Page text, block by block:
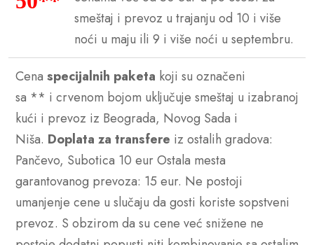
smeštaj i prevoz u trajanju od 10 i više
noći u maju ili 9 i više noći u septembru.
Cena specijalnih paketa koji su označeni
sa ** i crvenom bojom uključuje smeštaj u izabranoj
kući i prevoz iz Beograda, Novog Sada i
Niša. Doplata za transfere iz ostalih gradova:
Pančevo, Subotica 10 eur Ostala mesta
garantovanog prevoza: 15 eur. Ne postoji
umanjenje cene u slučaju da gosti koriste sopstveni
prevoz. S obzirom da su cene već snižene ne